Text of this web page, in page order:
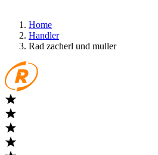
Home
Handler
Rad zacherl und muller